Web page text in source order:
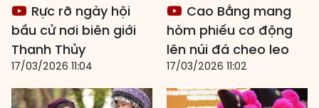
Rực rỡ ngày hội
bầu cử nơi biên giới
Thanh Thủy
17/03/2026 11:04
Cao Bằng mang
hòm phiếu cơ động
lên núi đá cheo leo
17/03/2026 11:02